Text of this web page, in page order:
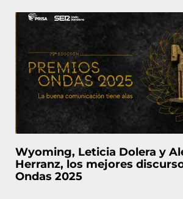
Wyoming, Leticia Dolera y
Herranz, los mejores
Ondas 2025